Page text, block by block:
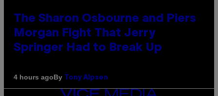
The Sharon Osbourne and Piers
Morgan Fight That Jerry
Springer Had to Break Up
4 hours agoBy Tony Alpsen
VICE